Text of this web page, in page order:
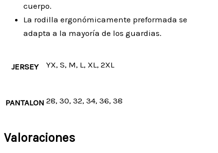
cuerpo.
La rodilla ergonómicamente preformada se
adapta a la mayoría de los guardias.
JERSEY YX, S, M, L, XL, 2XL
PANTALON 28, 30, 32, 34, 36, 38
Valoraciones